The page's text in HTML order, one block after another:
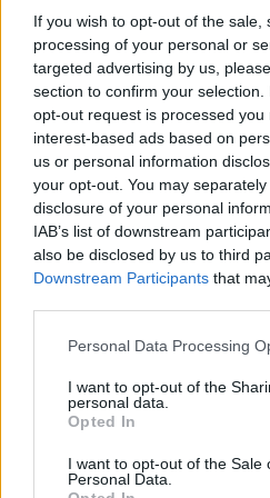
If you wish to opt-out of the
processing of your personal or
targeted advertising by us,
section to confirm your
opt-out request is processed you
interest-based ads based on
us or personal information
your opt-out. You may
disclosure of your personal
IAB’s list of downstream
also be disclosed by us to third
Downstream Participants that
Please note that this website/
not limited to your visit or usage
grant or deny consent to Google
use your data for below
consent section.
Personal Data Processing
I want to opt-out of the
personal data.
Opted In
I want to opt-out of the Sale
Personal Data.
τεχνογνωσίας και της
παρουσίας της Ελλάδας
έρευνας.
Μια Πράξη
Επιστήμη
Εξίσου σημαντικός είναι
εθελοντών που
πρόκειται για ασθενή είτε
πρώιμες μελέτες —
εμπιστοσύνης προς την
ιατρικής γνώσης.